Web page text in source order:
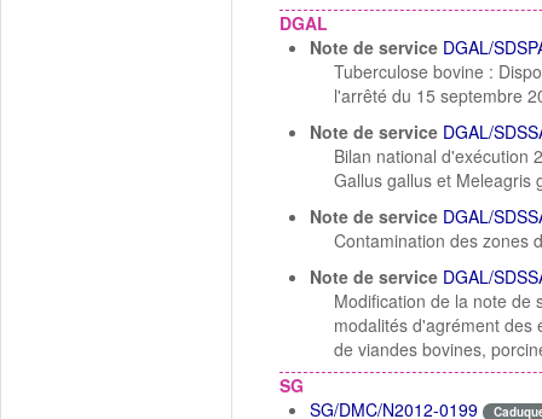
DGAL
Note de service DGAL/
Tuberculose bovine :
l'arrêté du 15 septembre
Note de service DGAL/
Bilan national d'exécution
Gallus gallus et Meleagris
Note de service DGAL/
Contamination des zones
Note de service DGAL/
Modification de la note de
modalités d'agrément des
de viandes bovines,
SG
SG/DMC/N2012-0199